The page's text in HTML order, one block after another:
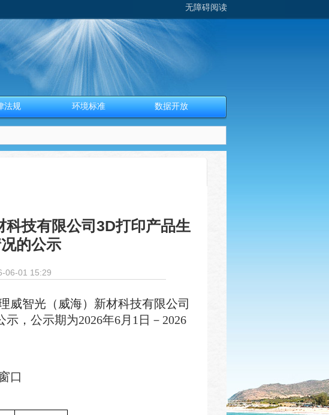
无障碍阅读
法规 环境标准 数据开放
技有限公司3D打印产品生
的公示
06-01 15:29
威智光（威海）新材科技有限公司
示，公示期为2026年6月 1 日－2026
窗口